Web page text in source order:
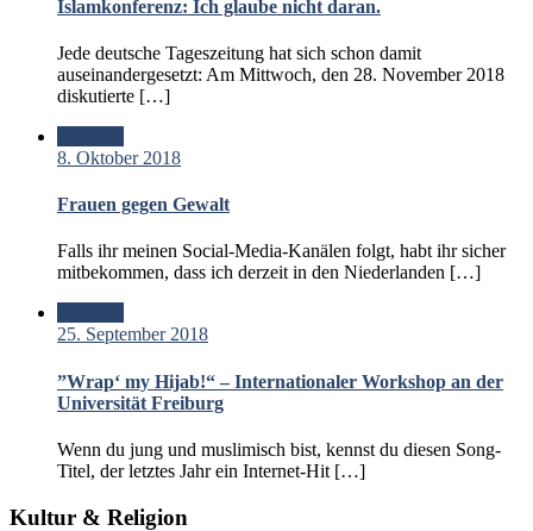
Islamkonferenz: Ich glaube nicht daran.
Jede deutsche Tageszeitung hat sich schon damit
auseinandergesetzt: Am Mittwoch, den 28. November 2018
diskutierte […]
8. Oktober 2018
Frauen gegen Gewalt
Falls ihr meinen Social-Media-Kanälen folgt, habt ihr sicher
mitbekommen, dass ich derzeit in den Niederlanden […]
25. September 2018
”Wrap‘ my Hijab!“ – Internationaler Workshop an der
Universität Freiburg
Wenn du jung und muslimisch bist, kennst du diesen Song-
Titel, der letztes Jahr ein Internet-Hit […]
Kultur & Religion